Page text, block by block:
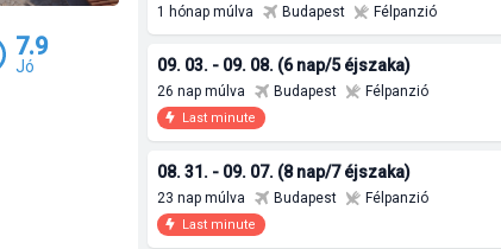
7.9
Jó
1 hónap múlva Budapest Félpanzió
09. 03. - 09. 08. (6 nap/5 éjszaka)
26 nap múlva Budapest Félpanzió
Last minute
08. 31. - 09. 07. (8 nap/7 éjszaka)
23 nap múlva Budapest Félpanzió
Last minute